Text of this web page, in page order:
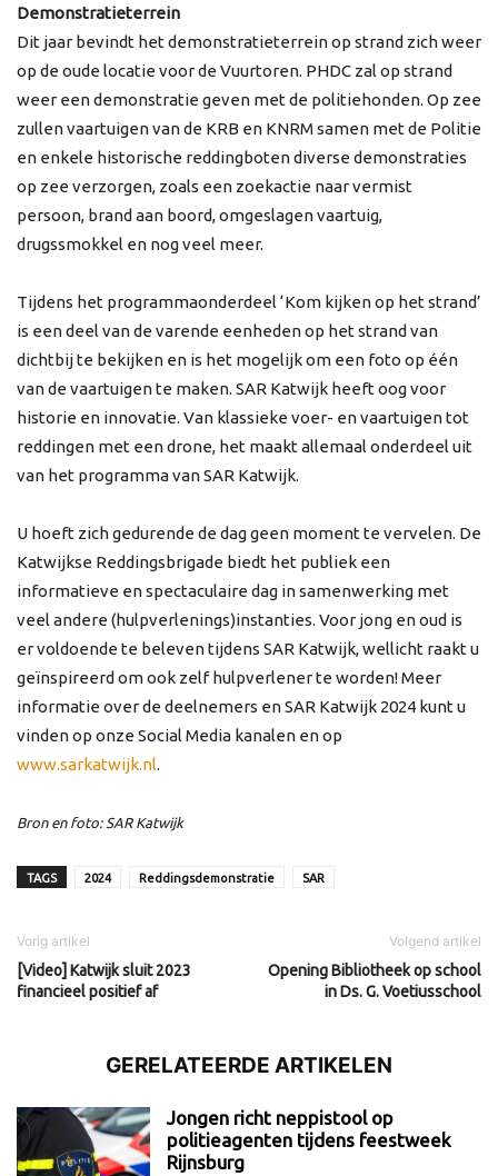
Demonstratieterrein
Dit jaar bevindt het demonstratieterrein op strand zich weer
op de oude locatie voor de Vuurtoren. PHDC zal op strand
weer een demonstratie geven met de politiehonden. Op zee
zullen vaartuigen van de KRB en KNRM samen met de Politie
en enkele historische reddingboten diverse demonstraties
op zee verzorgen, zoals een zoekactie naar vermist
persoon, brand aan boord, omgeslagen vaartuig,
drugssmokkel en nog veel meer.
Tijdens het programmaonderdeel ‘Kom kijken op het strand’
is een deel van de varende eenheden op het strand van
dichtbij te bekijken en is het mogelijk om een foto op één
van de vaartuigen te maken. SAR Katwijk heeft oog voor
historie en innovatie. Van klassieke voer- en vaartuigen tot
reddingen met een drone, het maakt allemaal onderdeel uit
van het programma van SAR Katwijk.
U hoeft zich gedurende de dag geen moment te vervelen. De
Katwijkse Reddingsbrigade biedt het publiek een
informatieve en spectaculaire dag in samenwerking met
veel andere (hulpverlenings)instanties. Voor jong en oud is
er voldoende te beleven tijdens SAR Katwijk, wellicht raakt u
geïnspireerd om ook zelf hulpverlener te worden! Meer
informatie over de deelnemers en SAR Katwijk 2024 kunt u
vinden op onze Social Media kanalen en op
www.sarkatwijk.nl.
Bron en foto: SAR Katwijk
TAGS 2024 Reddingsdemonstratie SAR
Vorig artikel
[Video] Katwijk sluit 2023
financieel positief af
Volgend artikel
Opening Bibliotheek op school
in Ds. G. Voetiusschool
GERELATEERDE ARTIKELEN
Jongen richt neppistool op
politieagenten tijdens feestweek
Rijnsburg